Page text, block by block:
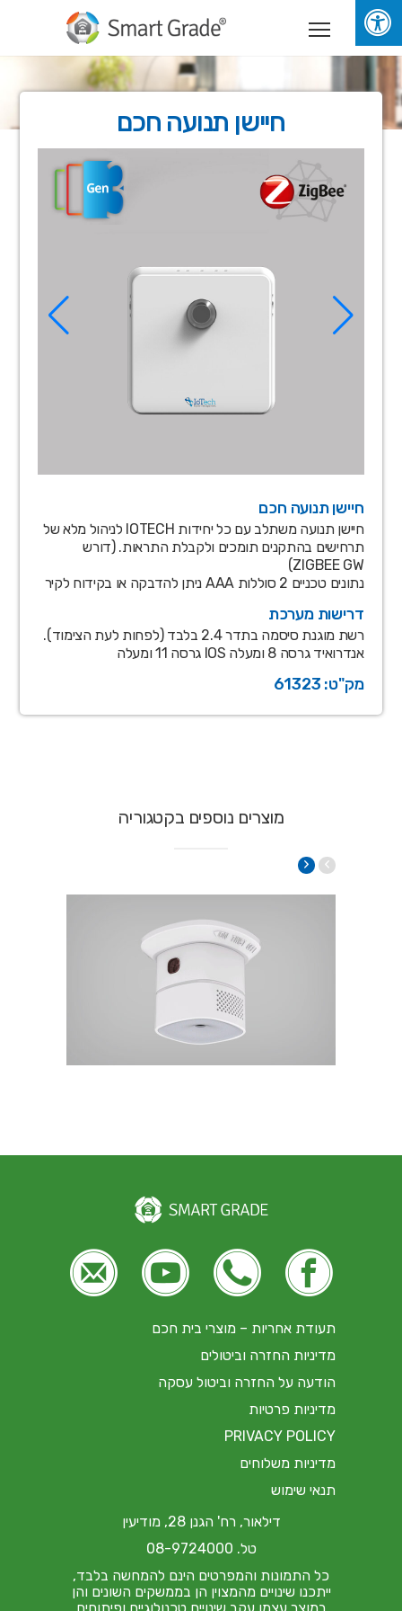
חיישן תנועה חכם
חיישן תנועה חכם
חיישן תנועה משתלב עם כל יחידות IOTECH לניהול מלא של
תרחישים בהתקנים תומכים ולקבלת התראות. (דורש
ZIGBEE GW)
נתונים טכניים 2 סוללות AAA ניתן להדבקה או בקידוח לקיר
דרישות מערכת
רשת מוגנת סיסמה בתדר 2.4 בלבד (לפחות לעת הצימוד).
אנדרואיד גרסה 8 ומעלה IOS גרסה 11 ומעלה
מק"ט: 61323
מוצרים נוספים בקטגוריה

   
תעודת אחריות – מוצרי בית חכם
מדיניות החזרה וביטולים
הודעה על החזרה וביטול עסקה
מדיניות פרטיות
PRIVACY POLICY
מדיניות משלוחים
תנאי שימוש
דילאור, רח' הגנן 28, מודיעין
טל. 08-9724000
כל התמונות והמפרטים הינם להמחשה בלבד,
ייתכנו שינויים מהמצוין הן בממשקים השונים והן